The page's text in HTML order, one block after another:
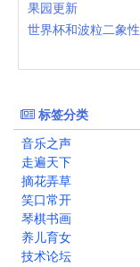
果园更新
世界杯和波粒二象性
标签分类
音乐之声
走遍天下
摘花弄草
笑口常开
琴棋书画
养儿育女
技术论坛